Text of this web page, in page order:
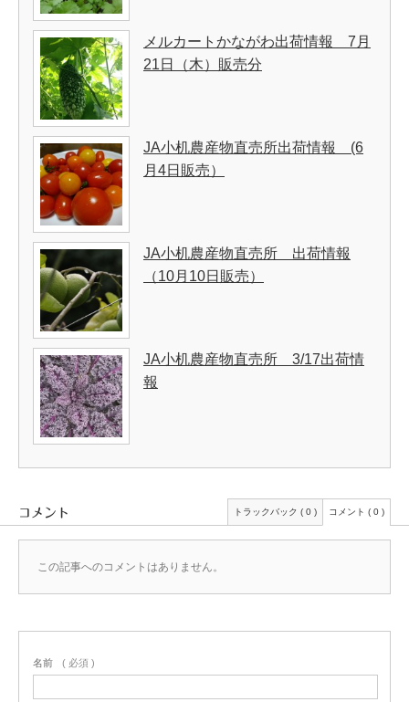
メルカートかながわ出荷情報 7月
21日（木）販売分
JA小机農産物直売所出荷情報 (6
月4日販売）
JA小机農産物直売所 出荷情報
（10月10日販売）
JA小机農産物直売所 3/17出荷情
報
コメント トラックバック ( 0 ) コメント ( 0 )
この記事へのコメントはありません。
名前 ( 必須 )